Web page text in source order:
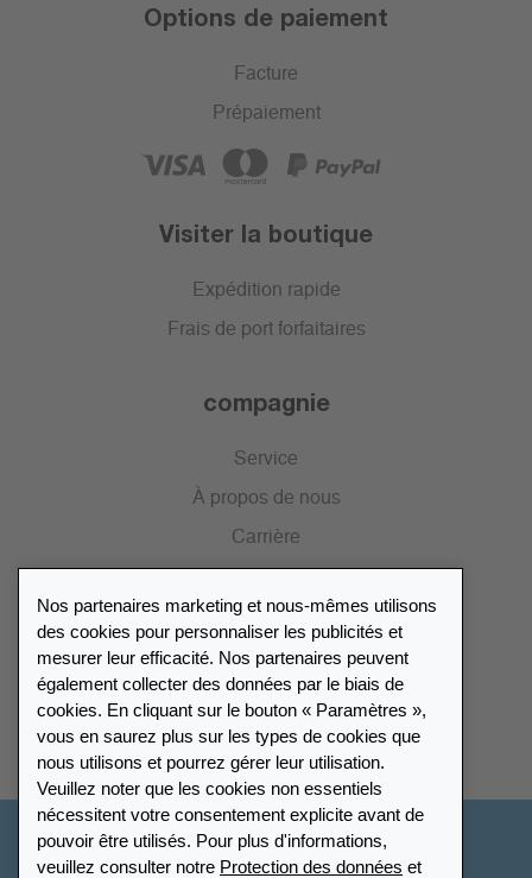
Options de paiement
Facture
Prépaiement
Visiter la boutique
Expédition rapide
Frais de port forfaitaires
compagnie
Service
À propos de nous
Carrière
Catalogue
Répertoire des revendeurs
Trouver Leuchtturm
Nos partenaires marketing et nous-mêmes utilisons
des cookies pour personnaliser les publicités et
mesurer leur efficacité. Nos partenaires peuvent
également collecter des données par le biais de
cookies. En cliquant sur le bouton « Paramètres »,
vous en saurez plus sur les types de cookies que
nous utilisons et pourrez gérer leur utilisation.
Veuillez noter que les cookies non essentiels
nécessitent votre consentement explicite avant de
pouvoir être utilisés. Pour plus d'informations,
veuillez consulter notre Protection des données et
Suisse - Français